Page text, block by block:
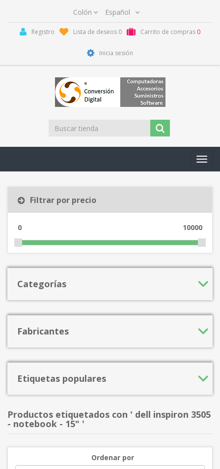
Registro Lista de deseos 0 Carrito de compras 0
Inicia sesión
Filtrar por precio
0 10000
Categorías
Fabricantes
Etiquetas populares
Productos etiquetados con ' dell inspiron 3505
- notebook - 15" '
Ordenar por